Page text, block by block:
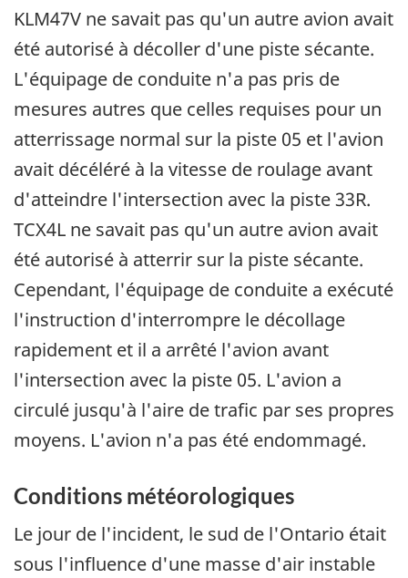
KLM47V ne savait pas qu'un autre avion avait
été autorisé à décoller d'une piste sécante.
L'équipage de conduite n'a pas pris de
mesures autres que celles requises pour un
atterrissage normal sur la piste 05 et l'avion
avait décéléré à la vitesse de roulage avant
d'atteindre l'intersection avec la piste 33R.
TCX4L ne savait pas qu'un autre avion avait
été autorisé à atterrir sur la piste sécante.
Cependant, l'équipage de conduite a exécuté
l'instruction d'interrompre le décollage
rapidement et il a arrêté l'avion avant
l'intersection avec la piste 05. L'avion a
circulé jusqu'à l'aire de trafic par ses propres
moyens. L'avion n'a pas été endommagé.
Conditions météorologiques
Le jour de l'incident, le sud de l'Ontario était
sous l'influence d'une masse d'air instable